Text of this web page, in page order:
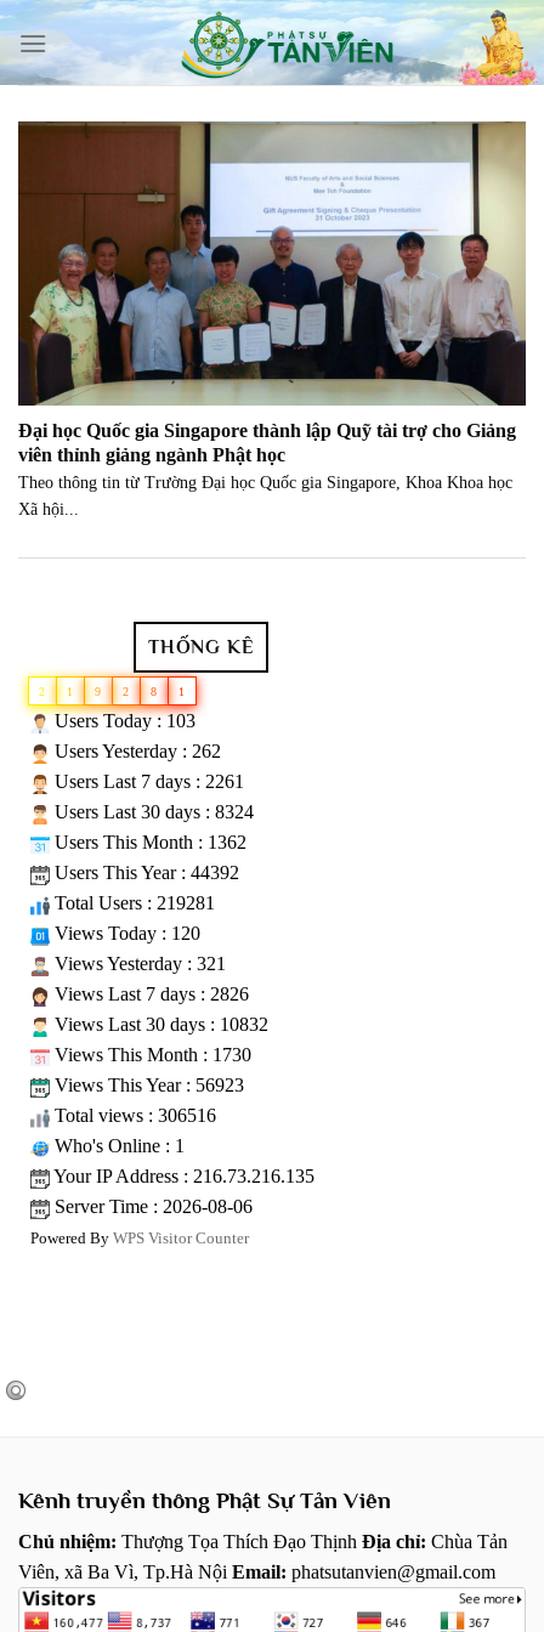
Skip
content
Đại học Quốc gia Singapore thành lập Quỹ tài trợ cho Giảng
viên thỉnh giảng ngành Phật học
Theo thông tin từ Trường Đại học Quốc gia Singapore, Khoa Khoa học
Xã hội...
THỐNG KÊ
2 1 9 2 8 1
Users Today : 103
Users Yesterday : 262
Users Last 7 days : 2261
Users Last 30 days : 8324
Users This Month : 1362
Users This Year : 44392
Total Users : 219281
Views Today : 120
Views Yesterday : 321
Views Last 7 days : 2826
Views Last 30 days : 10832
Views This Month : 1730
Views This Year : 56923
Total views : 306516
Who's Online : 1
Your IP Address : 216.73.216.135
Server Time : 2026-08-06
Powered By WPS Visitor Counter
Kênh truyền thông Phật Sự Tản Viên
Chủ nhiệm: Thượng Tọa Thích Đạo Thịnh Địa chỉ: Chùa Tản
Viên, xã Ba Vì, Tp.Hà Nội Email: phatsutanvien@gmail.com